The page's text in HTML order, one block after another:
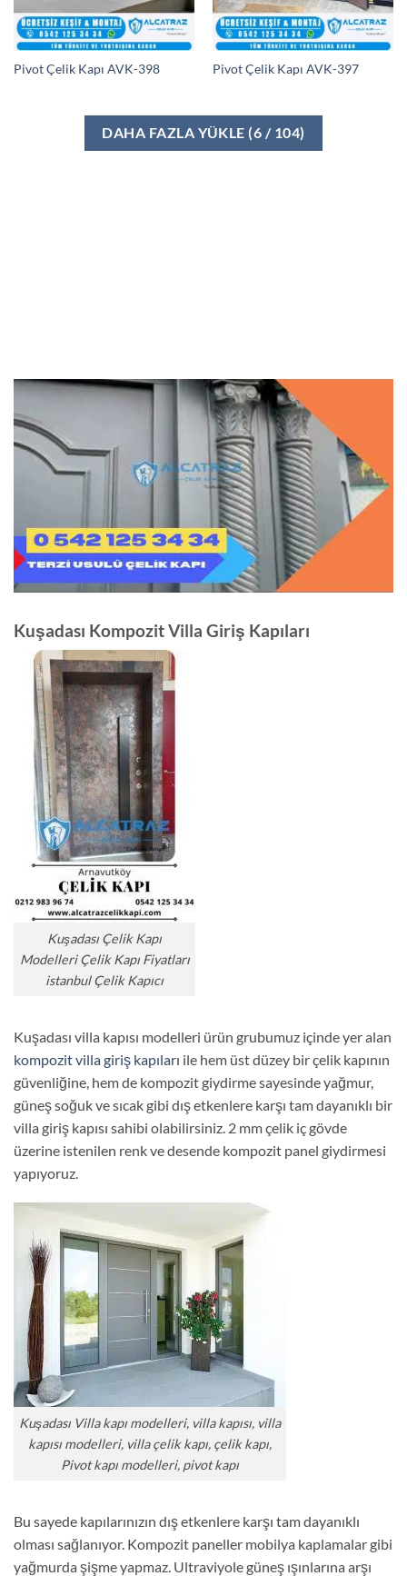
Pivot Çelik Kapı AVK-398 Pivot Çelik Kapı AVK-397
DAHA FAZLA YÜKLE (6 / 104)
Kuşadası Kompozit Villa Giriş Kapıları
Kuşadası Çelik Kapı
Modelleri Çelik Kapı Fiyatları
istanbul Çelik Kapıcı
Kuşadası villa kapısı modelleri ürün grubumuz içinde yer alan
kompozit villa giriş kapıları ile hem üst düzey bir çelik kapının
güvenliğine, hem de kompozit giydirme sayesinde yağmur,
güneş soğuk ve sıcak gibi dış etkenlere karşı tam dayanıklı bir
villa giriş kapısı sahibi olabilirsiniz. 2 mm çelik iç gövde
üzerine istenilen renk ve desende kompozit panel giydirmesi
yapıyoruz.
Kuşadası Villa kapı modelleri, villa kapısı, villa
kapısı modelleri, villa çelik kapı, çelik kapı,
Pivot kapı modelleri, pivot kapı
Bu sayede kapılarınızın dış etkenlere karşı tam dayanıklı
olması sağlanıyor. Kompozit paneller mobilya kaplamalar gibi
yağmurda şişme yapmaz. Ultraviyole güneş ışınlarına arşı